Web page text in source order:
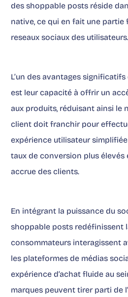
des shoppable posts réside
native, ce qui en fait une partie
reseaux sociaux des utilisateurs.
L’un des avantages
est leur capacité à offrir un
aux produits, réduisant ainsi le
client doit franchir pour
expérience utilisateur
taux de conversion plus
accrue des clients.
En intégrant la puissance du
shoppable posts redéfinissent
consommateurs interagissent
les plateformes de médias
expérience d’achat fluide au
marques peuvent tirer parti de